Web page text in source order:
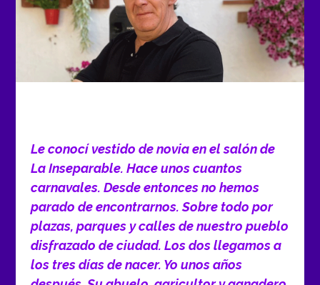
Le conocí vestido de novia en el salón de
La Inseparable. Hace unos cuantos
carnavales. Desde entonces no hemos
parado de encontrarnos. Sobre todo por
plazas, parques y calles de nuestro pueblo
disfrazado de ciudad. Los dos llegamos a
los tres días de nacer. Yo unos años